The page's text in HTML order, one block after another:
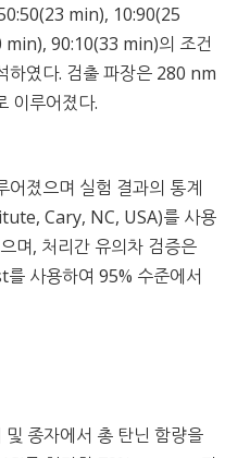
min), 10:90(25
90:10(33 min)의 조건
였다. 검출 파장은 280 nm
이루어졌다.
어졌으며 실험 결과의 통계
Cary, NC, USA)를 사용
며, 처리간 유의차 검증은
사용하여 95% 수준에서
종자에서 총 탄닌 함량을